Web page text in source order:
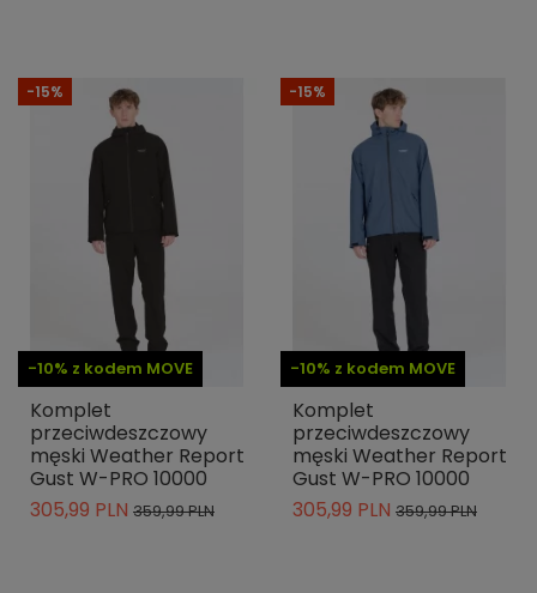
-10% z kodem MOVE
-15%
Komplet
przeciwdeszczowy
męski Weather Report
Gust W-PRO 10000
305,99 PLN 359,99 PLN
-10% z kodem MOVE
-15%
Komplet
przeciwdeszczowy
męski Weather Report
Gust W-PRO 10000
305,99 PLN 359,99 PLN